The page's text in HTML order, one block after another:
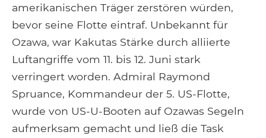
amerikanischen Träger zerstören würden,
bevor seine Flotte eintraf. Unbekannt für
Ozawa, war Kakutas Stärke durch alliierte
Luftangriffe vom 11. bis 12. Juni stark
verringert worden. Admiral Raymond
Spruance, Kommandeur der 5. US-Flotte,
wurde von US-U-Booten auf Ozawas Segeln
aufmerksam gemacht und ließ die Task